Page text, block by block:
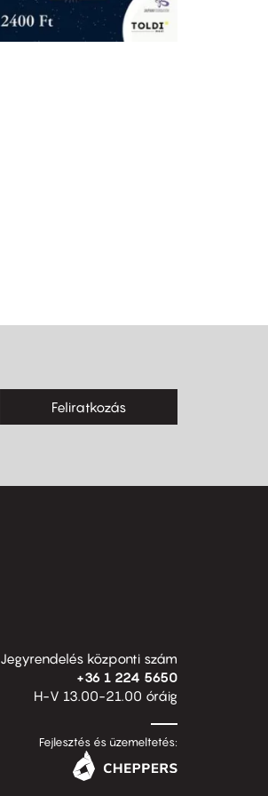
Feliratkozás
Jegyrendelés központi szám
+36 1 224 5650
H-V 13.00-21.00 óráig
Fejlesztés és üzemeltetés: